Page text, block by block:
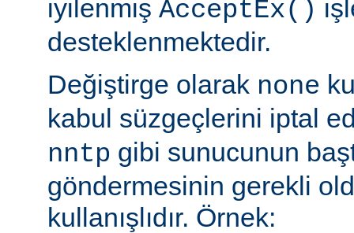
iyilenmiş AcceptEx()
desteklenmektedir.
Değiştirge olarak none
kabul süzgeçlerini iptal
nntp gibi sunucunun
göndermesinin gerekli
kullanışlıdır. Örnek: